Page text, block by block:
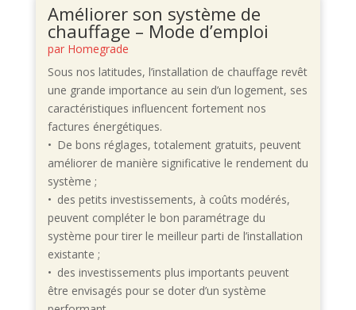
Améliorer son système de
chauffage – Mode d’emploi
par Homegrade
Sous nos latitudes, l’installation de chauffage revêt
une grande importance au sein d’un logement, ses
caractéristiques influencent fortement nos
factures énergétiques.
• De bons réglages, totalement gratuits, peuvent
améliorer de manière significative le rendement du
système ;
• des petits investissements, à coûts modérés,
peuvent compléter le bon paramétrage du
système pour tirer le meilleur parti de l’installation
existante ;
• des investissements plus importants peuvent
être envisagés pour se doter d’un système